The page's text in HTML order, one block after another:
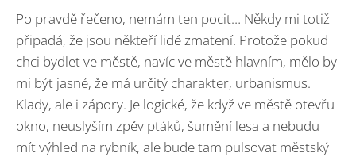
Po pravdě řečeno, nemám ten pocit… Někdy mi totiž
připadá, že jsou někteří lidé zmatení. Protože pokud
chci bydlet ve městě, navíc ve městě hlavním, mělo by
mi být jasné, že má určitý charakter, urbanismus.
Klady, ale i zápory. Je logické, že když ve městě otevřu
okno, neuslyším zpěv ptáků, šumění lesa a nebudu
mít výhled na rybník, ale bude tam pulsovat městský